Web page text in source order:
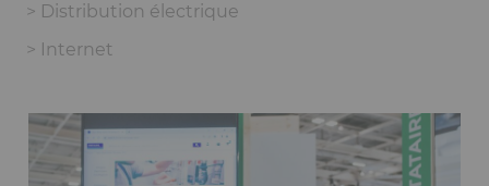
> Distribution électrique
> Internet